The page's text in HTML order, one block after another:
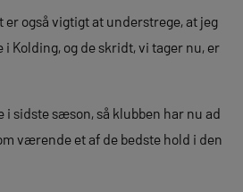
er også vigtigt at understrege, at jeg
Kolding, og de skridt, vi tager nu, er
i sidste sæson, så klubben har nu ad
værende et af de bedste hold i den